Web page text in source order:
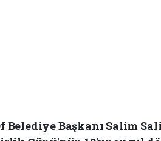
Belediye Başkanı Salim